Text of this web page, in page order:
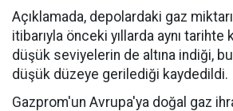
Açıklamada, depolardaki gaz
itibarıyla önceki yıllarda aynı tarihte
düşük seviyelerin de altına indiği,
düşük düzeye gerilediği kaydedildi.
Gazprom'un Avrupa'ya doğal gaz